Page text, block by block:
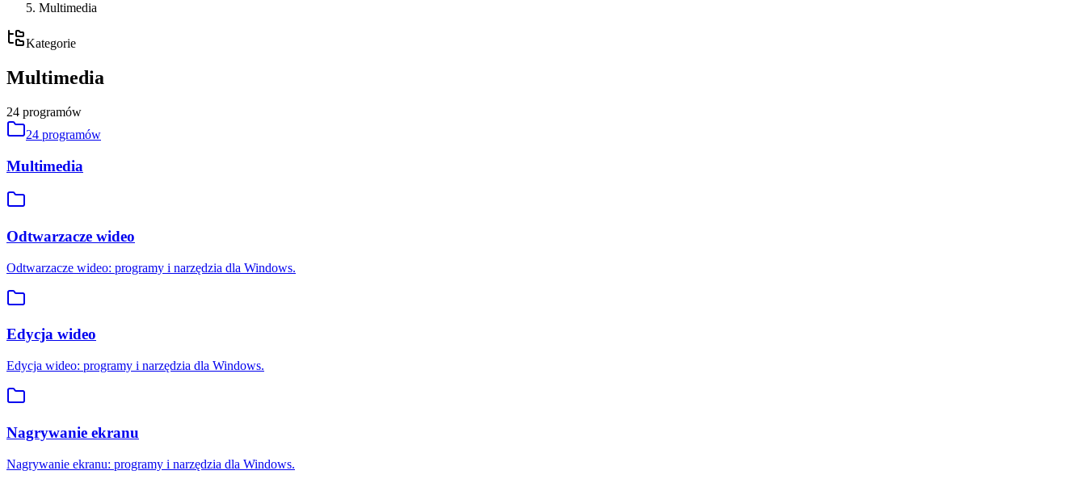
Multimedia
Kategorie
Multimedia
24 programów
24 programów
Multimedia
Odtwarzacze wideo
Odtwarzacze wideo: programy i narzędzia dla Windows.
Edycja wideo
Edycja wideo: programy i narzędzia dla Windows.
Nagrywanie ekranu
Nagrywanie ekranu: programy i narzędzia dla Windows.